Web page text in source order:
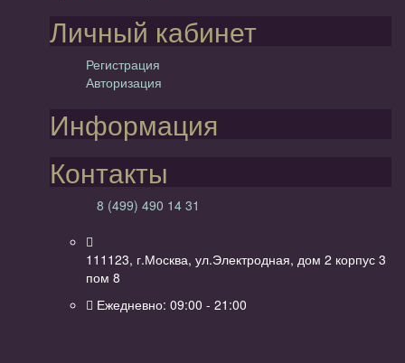
Личный кабинет
Регистрация
Авторизация
Информация
Контакты
8 (499) 490 14 31
111123, г.Москва, ул.Электродная, дом 2 корпус 3
пом 8
Ежедневно: 09:00 - 21:00